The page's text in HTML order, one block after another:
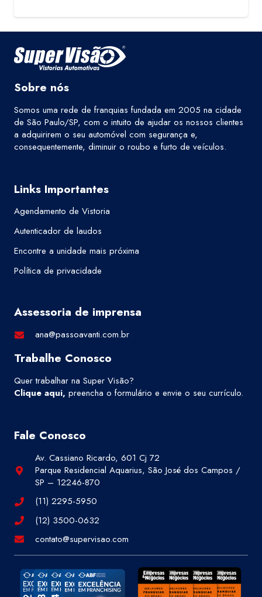
Sobre nós
Somos uma rede de franquias fundada em 2005 na cidade
de São Paulo/SP, com o intuito de ajudar os nossos clientes
a adquirirem o seu automóvel com segurança e,
consequentemente, diminuir o roubo e furto de veículos.
Links Importantes
Agendamento de Vistoria
Autenticador de laudos
Encontre a unidade mais próxima
Política de privacidade
Assessoria de imprensa
ana@passoavanti.com.br
Trabalhe Conosco
Quer trabalhar na Super Visão?
Clique aqui, preencha o formulário e envie o seu currículo.
Fale Conosco
Av. Cassiano Ricardo, 601 Cj 72
Parque Residencial Aquarius, São José dos Campos /
SP – 12246-870
(11) 2295-5950
(12) 3500-0632
contato@supervisao.com